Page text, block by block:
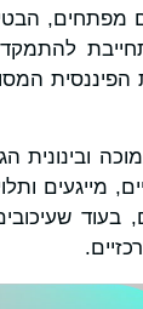
מפתחים,
הפיננסית
איטיים,
6.36% לעסקה ברחבי